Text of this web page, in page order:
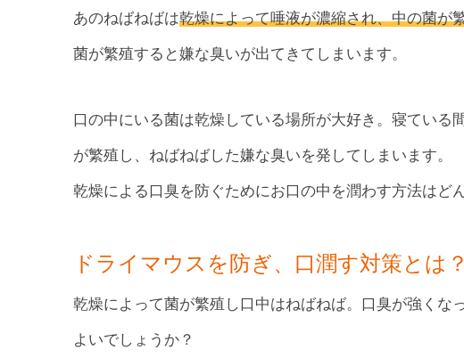
あのねばねばは乾燥によって唾液が濃縮され、中の菌が
菌が繁殖すると嫌な臭いが出てきてしまいます。
口の中にいる菌は乾燥している場所が大好き。寝てい
が繁殖し、ねばねばした嫌な臭いを発してしまいます。
乾燥による口臭を防ぐためにお口の中を潤わす方法はど
ドライマウスを防ぎ、口潤す対策とは？
乾燥によって菌が繁殖し口中はねばねば。口臭が強くな
よいでしょうか？